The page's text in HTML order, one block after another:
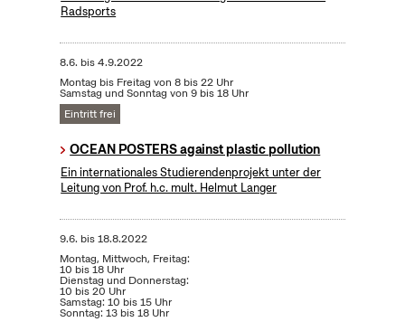
Radsports
8.6. bis4.9.2022
Montag bis Freitag von 8 bis 22 Uhr
Samstag und Sonntag von 9 bis 18 Uhr
Eintritt frei
OCEAN POSTERS against plastic pollution
Ein internationales Studierendenprojekt unter der
Leitung von Prof. h.c. mult. Helmut Langer
9.6. bis18.8.2022
Montag, Mittwoch, Freitag:
10 bis 18 Uhr
Dienstag und Donnerstag:
10 bis 20 Uhr
Samstag: 10 bis 15 Uhr
Sonntag: 13 bis 18 Uhr